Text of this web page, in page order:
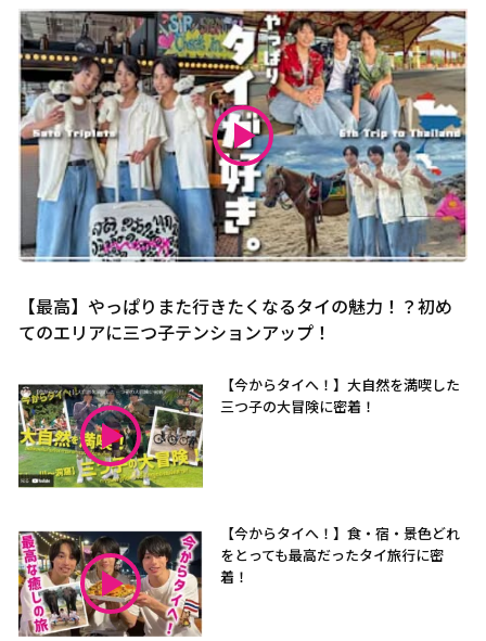
【最高】やっぱりまた行きたくなるタイの魅力！？初め
てのエリアに三つ子テンションアップ！
【今からタイへ！】大自然を満喫した
三つ子の大冒険に密着！
【今からタイへ！】食・宿・景色どれ
をとっても最高だったタイ旅行に密
着！